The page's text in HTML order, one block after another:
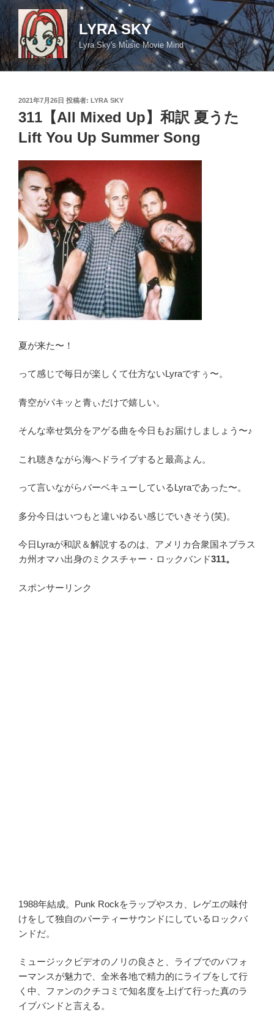
コ
ン
テ
ン
ツ
LYRA SKY
Lyra Sky's Music Movie Mind
投
稿
日:
2021年7月26日 投稿者: LYRA SKY
311【All Mixed Up】和訳 夏うた
Lift You Up Summer Song
夏が来た〜！
って感じで毎日が楽しくて仕方ないLyraですぅ〜。
青空がパキッと青ぃだけで嬉しい。
そんな幸せ気分をアゲる曲を今日もお届けしましょう〜♪
これ聴きながら海へドライブすると最高よん。
って言いながらバーベキューしているLyraであった〜。
多分今日はいつもと違いゆるい感じでいきそう(笑)。
今日Lyraが和訳＆解説するのは、アメリカ合衆国ネブラス
カ州オマハ出身のミクスチャー・ロックバンド311。
スポンサーリンク
1988年結成。Punk Rockをラップやスカ、レゲエの味付
けをして独自のパーティーサウンドにしているロックバ
ンドだ。
ミュージックビデオのノリの良さと、ライブでのパフォ
ーマンスが魅力で、全米各地で精力的にライブをして行
く中、ファンのクチコミで知名度を上げて行った真のラ
イブバンドと言える。